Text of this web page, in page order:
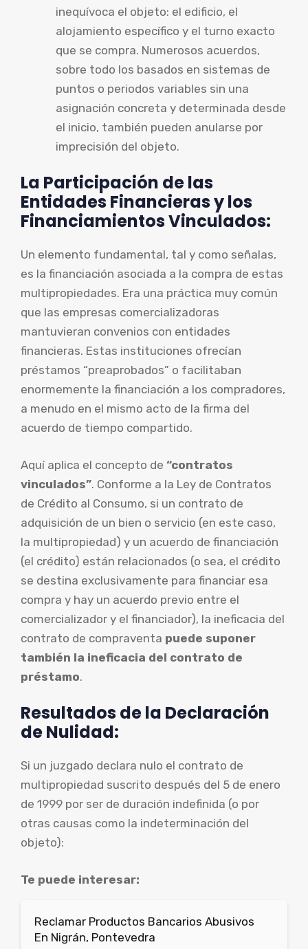
inequívoca el objeto: el edificio, el
alojamiento específico y el turno exacto
que se compra. Numerosos acuerdos,
sobre todo los basados en sistemas de
puntos o periodos variables sin una
asignación concreta y determinada desde
el inicio, también pueden anularse por
imprecisión del objeto.
La Participación de las
Entidades Financieras y los
Financiamientos Vinculados:
Un elemento fundamental, tal y como señalas,
es la financiación asociada a la compra de estas
multipropiedades. Era una práctica muy común
que las empresas comercializadoras
mantuvieran convenios con entidades
financieras. Estas instituciones ofrecían
préstamos “preaprobados” o facilitaban
enormemente la financiación a los compradores,
a menudo en el mismo acto de la firma del
acuerdo de tiempo compartido.
Aquí aplica el concepto de “contratos
vinculados”. Conforme a la Ley de Contratos
de Crédito al Consumo, si un contrato de
adquisición de un bien o servicio (en este caso,
la multipropiedad) y un acuerdo de financiación
(el crédito) están relacionados (o sea, el crédito
se destina exclusivamente para financiar esa
compra y hay un acuerdo previo entre el
comercializador y el financiador), la ineficacia del
contrato de compraventa puede suponer
también la ineficacia del contrato de
préstamo.
Resultados de la Declaración
de Nulidad:
Si un juzgado declara nulo el contrato de
multipropiedad suscrito después del 5 de enero
de 1999 por ser de duración indefinida (o por
otras causas como la indeterminación del
objeto):
Te puede interesar:
Reclamar Productos Bancarios Abusivos
En Nigrán, Pontevedra